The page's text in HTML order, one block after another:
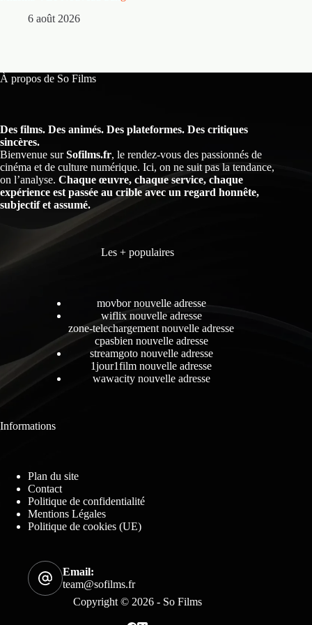
6 août 2026
À propos de So Films
Des films. Des animés. Des plateformes. Des critiques
sincères.
Bienvenue surSofilms.fr, le rendez-vous des passionnés de
cinéma et de culture numérique. Ici, on ne suit pas la tendance,
on l’analyse. Chaque œuvre, chaque service, chaque
expérience est passée au crible avec un regard honnête,
subjectif et assumé.
Les + populaires
movbor nouvelle adresse
wiflix nouvelle adresse
zone-telechargement nouvelle adresse
cpasbien nouvelle adresse
streamgoto nouvelle adresse
1jour1film nouvelle adresse
wawacity nouvelle adresse
Informations
Plan du site
Contact
Politique de confidentialité
Mentions Légales
Politique de cookies (UE)
Email:
team@sofilms.fr
Copyright © 2026 - So Films